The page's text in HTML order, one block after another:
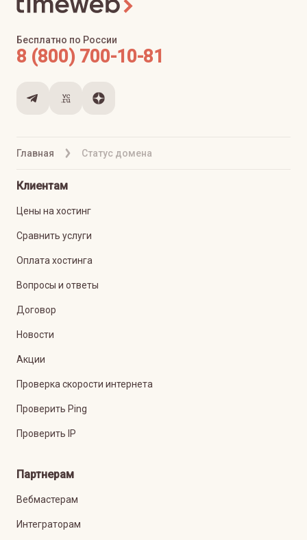
Главная Статус домена
Бесплатно по России
8 (800) 700-10-81
Клиентам
Цены на хостинг
Сравнить услуги
Оплата хостинга
Вопросы и ответы
Договор
Новости
Акции
Проверка скорости интернета
Проверить Ping
Проверить IP
Партнерам
Вебмастерам
Интеграторам